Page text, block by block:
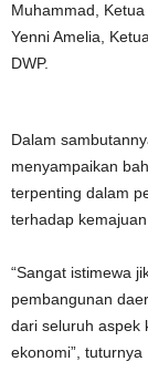
Muhammad,
Yenni Amelia,
DWP.
Dalam
menyampaikan
terpenting dalam
terhadap
“Sangat istimewa
pembangunan
dari seluruh aspek
ekonomi”, tuturnya